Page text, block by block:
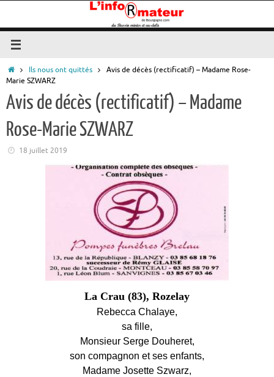
contenu
AccueilIls nous ont quittés
Avis de décès (rectificatif) – Madame Rose-
Marie SZWARZ
Avis de décès (rectificatif) – Madame
Rose-Marie SZWARZ
18 juillet 2019
La Crau (83), Rozelay
Rebecca Chalaye,
sa fille,
Monsieur Serge Douheret,
son compagnon et ses enfants,
Madame Josette Szwarz,